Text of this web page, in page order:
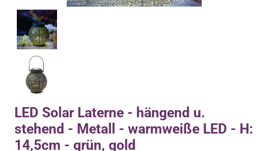
LED Solar Laterne - hängend u.
stehend - Metall - warmweiße LED - H:
14,5cm - grün, gold